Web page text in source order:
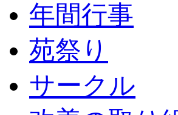
年間行事
苑祭り
サークル